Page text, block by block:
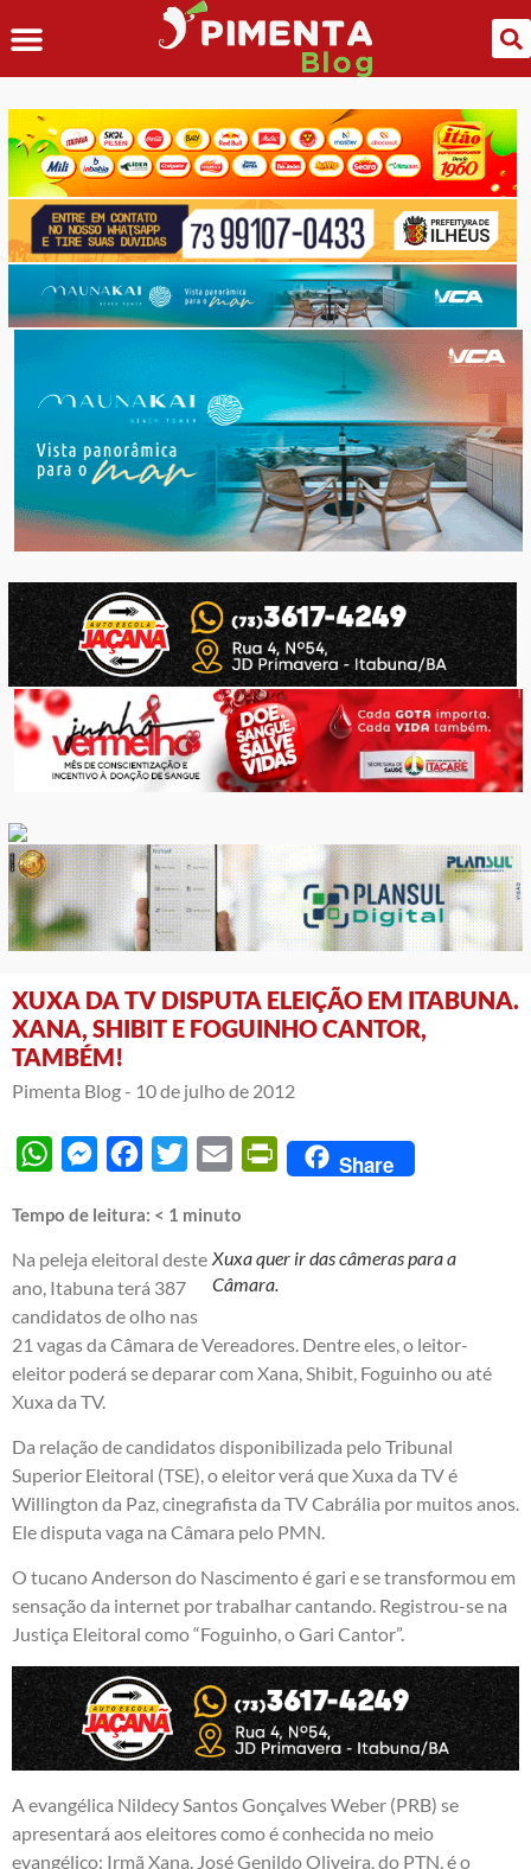
XUXA DA TV DISPUTA ELEIÇÃO EM ITABUNA.
XANA, SHIBIT E FOGUINHO CANTOR,
TAMBÉM!
Pimenta Blog - 10 de julho de 2012
WhatsAppMessengerFacebook
Twitter Email PrintFriendly
Share
Tempo de leitura: < 1 minuto
Xuxa quer ir das câmeras para a
Câmara.
Na peleja eleitoral deste
ano, Itabuna terá 387
candidatos de olho nas
21 vagas da Câmara de Vereadores. Dentre eles, o leitor-
eleitor poderá se deparar com Xana, Shibit, Foguinho ou até
Xuxa da TV.
Da relação de candidatos disponibilizada pelo Tribunal
Superior Eleitoral (TSE), o eleitor verá que Xuxa da TV é
Willington da Paz, cinegrafista da TV Cabrália por muitos anos.
Ele disputa vaga na Câmara pelo PMN.
O tucano Anderson do Nascimento é gari e se transformou em
sensação da internet por trabalhar cantando. Registrou-se na
Justiça Eleitoral como “Foguinho, o Gari Cantor”.
A evangélica Nildecy Santos Gonçalves Weber (PRB) se
apresentará aos eleitores como é conhecida no meio
evangélico: Irmã Xana. José Genildo Oliveira, do PTN, é o